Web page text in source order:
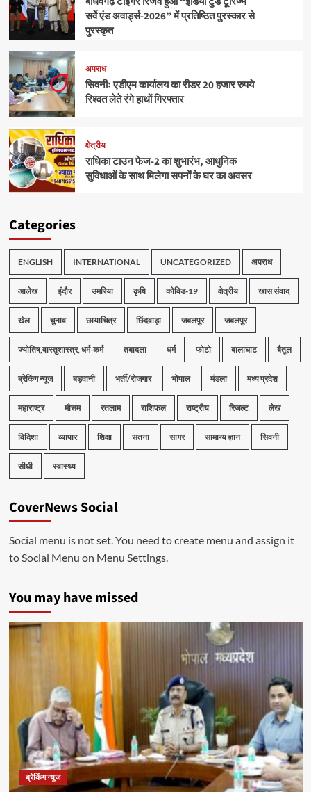
सर्वे एंड अवार्ड्स-2026” में प्रतिष्ठित पुरस्कार से
पुरस्कृत
अपराध
सिवनीः एडीएम कार्यालय का रीडर 20 हजार रुपये
रिश्वत लेते रंगे हाथों गिरफ्तार
क्षेत्रीय
राधिका टाउन फेज-2 का शुभारंभ, आधुनिक
सुविधाओं के साथ मिलेगा सपनों के घर का अवसर
Categories
ENGLISH INTERNATIONAL UNCATEGORIZED अपराध
आलेख इंदौर उमरिया कृषि कोविड-19 क्षेत्रीय खास संवाद
खेल चुनाव छायाचित्र छिंदवाड़ा जबलपुर जबलपुर
ज्योतिष,वास्तुशास्त्र, धर्म-कर्म तबादला धर्म फोटो बालाघाट बैतूल
ब्रेकिंग न्यूज बड़वानी भर्ती/रोजगार भोपाल मंडला मध्य प्रदेश
महाराष्ट्र मौसम रतलाम राशिफल राष्ट्रीय रिजल्ट लेख
विदिशा व्यापार शिक्षा सतना सागर सामान्य ज्ञान सिवनी
सीधी स्वास्थ्य
CoverNews Social
Social menu is not set. You need to create menu and assign it
to Social Menu on Menu Settings.
You may have missed
ब्रेकिंग न्यूज